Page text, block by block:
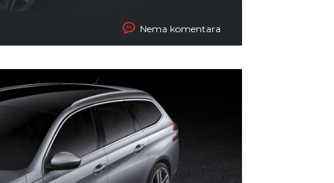
Nema komentara